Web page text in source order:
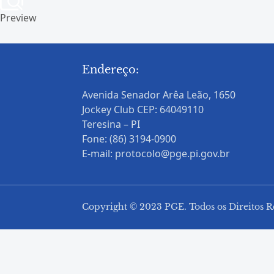
Preview
Endereço:
Avenida Senador Arêa Leão, 1650
Jockey Club CEP: 64049110
Teresina – PI
Fone: (86) 3194-0900
E-mail: protocolo@pge.pi.gov.br
Copyright © 2023 PGE. Todos os Direitos